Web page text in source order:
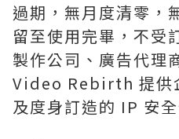
過期，無月度清零，
留至使用完畢，不受
製作公司、廣告代理
Video Rebirth 提供
及度身訂造的 IP 安